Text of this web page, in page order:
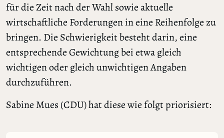
für die Zeit nach der Wahl sowie aktuelle
wirtschaftliche Forderungen in eine Reihenfolge zu
bringen. Die Schwierigkeit besteht darin, eine
entsprechende Gewichtung bei etwa gleich
wichtigen oder gleich unwichtigen Angaben
durchzuführen.
Sabine Mues (CDU) hat diese wie folgt priorisiert: